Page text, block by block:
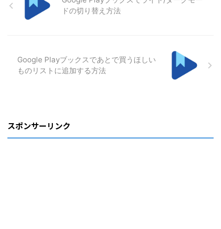
ドの切り替え方法
Google Playブックスであとで買うほしい
ものリストに追加する方法
スポンサーリンク